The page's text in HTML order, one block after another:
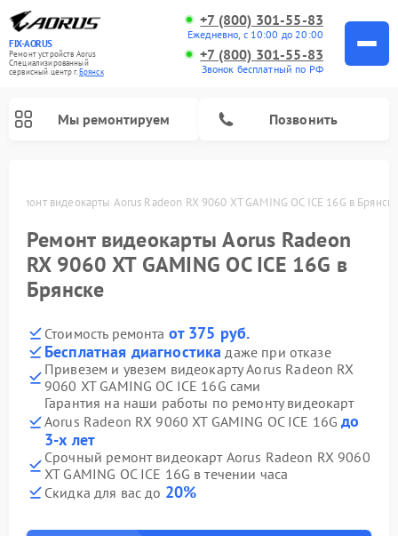
FIX-AORUS
Ремонт устройств Aorus
Специализированный
cервисный центр г.Брянск
+7 (800) 301-55-83
Ежедневно, с 10:00 до 20:00
+7 (800) 301-55-83
Звонок бесплатный по РФ
Мы ремонтируем Позвонить
Ремонт видеокарты Aorus Radeon RX 9060 XT GAMING OC ICE 16G в
Ремонт видеокарты Aorus Radeon
RX 9060 XT GAMING OC ICE 16G в
Брянске
Стоимость ремонта от 375 руб.
Бесплатная диагностика даже при отказе
Привезем и увезем видеокарту Aorus Radeon RX
9060 XT GAMING OC ICE 16G сами
Гарантия на наши работы по ремонту видеокарт
Aorus Radeon RX 9060 XT GAMING OC ICE 16Gдо
3-х лет
Срочный ремонт видеокарт Aorus Radeon RX 9060
XT GAMING OC ICE 16G в течении часа
Скидка для вас до 20%